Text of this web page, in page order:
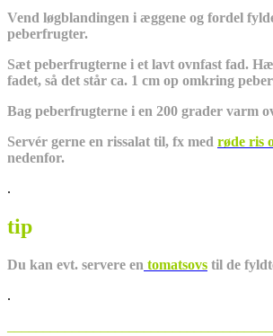
Vend løgblandingen i æggene og fordel
peberfrugter.
Sæt peberfrugterne i et lavt ovnfast fad.
fadet, så det står ca. 1 cm op omkring
Bag peberfrugterne i en 200 grader varm
Servér gerne en rissalat til, fx med røde ris
nedenfor.
.
tip
Du kan evt. servere en tomatsovs til de
.